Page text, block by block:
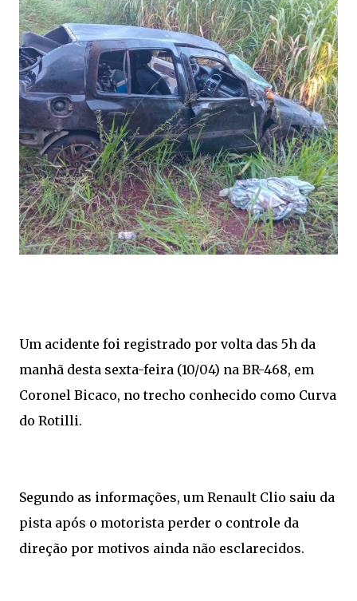
Um acidente foi registrado por volta das 5h da
manhã desta sexta-feira (10/04) na BR-468, em
Coronel Bicaco, no trecho conhecido como Curva
do Rotilli.
Segundo as informações, um Renault Clio saiu da
pista após o motorista perder o controle da
direção por motivos ainda não esclarecidos.